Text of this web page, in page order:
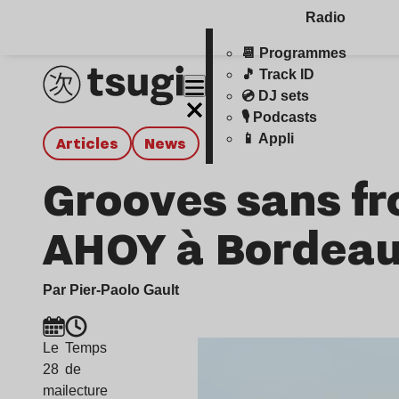
Radio
📆 Programmes
🎵 Track ID
💿 DJ sets
🎙️ Podcasts
📱 Appli
Articles news
Grooves sans
AHOY à
Par Pier-Paolo Gault
Le
28
mai
Temps
de
lecture